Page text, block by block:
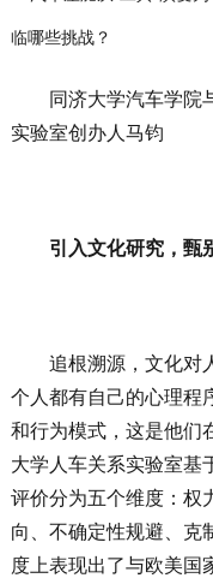
同济大学汽车学院
实验室创办人马钧
引入文化研究，甄
追根溯源，文化对
个人都有自己的心理程
和行为模式，这是他们
大学人车关系实验室基
评价分为五个维度：权
向、不确定性规避、克
度上表现出了与欧美国